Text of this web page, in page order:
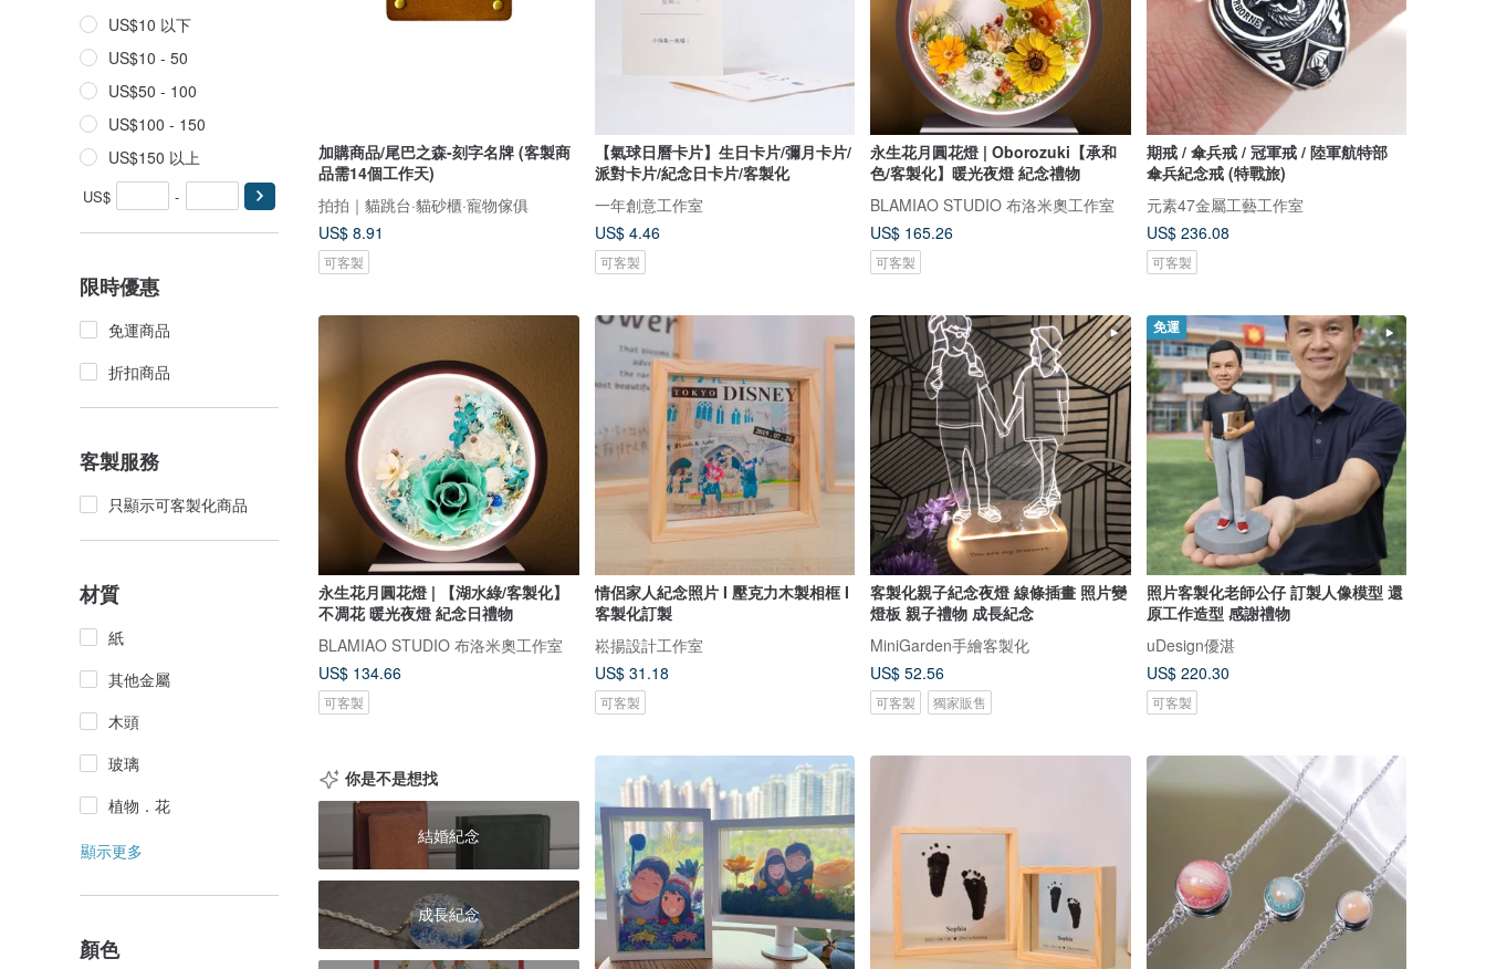
US$10 以下
US$10 - 50
US$50 - 100
US$100 - 150
US$150 以上
US$ -
限時優惠
免運商品
折扣商品
客製服務
只顯示可客製化商品
材質
紙
其他金屬
木頭
玻璃
植物．花
顯示更多
顏色
加購商品/尾巴之森-刻字名牌 (客製商
品需14個工作天)
拍拍｜貓跳台·貓砂櫃·寵物傢俱
US$ 8.91
可客製
【氣球日曆卡片】生日卡片/彌月卡片/
派對卡片/紀念日卡片/客製化
一年創意工作室
US$ 4.46
可客製
永生花月圓花燈 | Oborozuki【承和
色/客製化】暖光夜燈 紀念禮物
BLAMIAO STUDIO 布洛米奧工作室
US$ 165.26
可客製
期戒 / 傘兵戒 / 冠軍戒 / 陸軍航特部
傘兵紀念戒 (特戰旅)
元素47金屬工藝工作室
US$ 236.08
可客製
永生花月圓花燈 | 【湖水綠/客製化】
不凋花 暖光夜燈 紀念日禮物
BLAMIAO STUDIO 布洛米奧工作室
US$ 134.66
可客製
情侶家人紀念照片 I 壓克力木製相框 I
客製化訂製
崧揚設計工作室
US$ 31.18
可客製
客製化親子紀念夜燈 線條插畫 照片變
燈板 親子禮物 成長紀念
MiniGarden手繪客製化
US$ 52.56
可客製 獨家販售
免運
照片客製化老師公仔 訂製人像模型 還
原工作造型 感謝禮物
uDesign優湛
US$ 220.30
可客製
你是不是想找
結婚紀念
成長紀念